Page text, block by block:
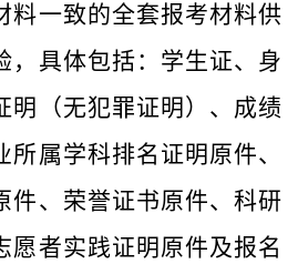
料一致的全套报考材料供
具体包括： 学生证、身
明（无犯罪证明）、成绩
属学科排名证明原件、
、 荣誉证书原件、科研
愿者实践证明原件及报名